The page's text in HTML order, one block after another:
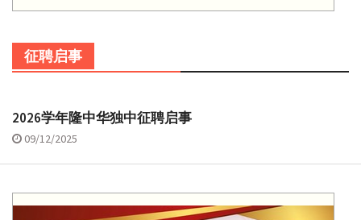
征聘启事
2026学年隆中华独中征聘启事
09/12/2025